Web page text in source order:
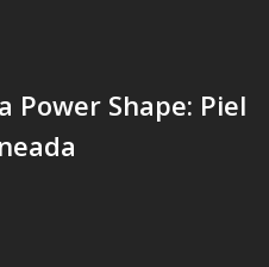
Power Shape: Piel